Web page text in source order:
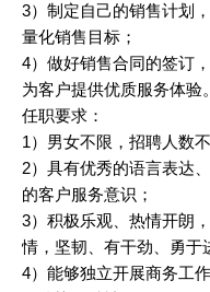
3）制定自己的销售计划
量化销售目标；
4）做好销售合同的签订
为客户提供优质服务体验。
任职要求：
1）男女不限，招聘人数不
2）具有优秀的语言表达
的客户服务意识；
3）积极乐观、热情开朗
情，坚韧、有干劲、勇于
4）能够独立开展商务工